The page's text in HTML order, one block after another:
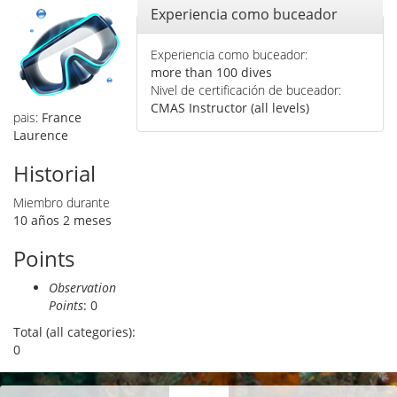
pais: France
Laurence
Historial
Miembro durante
10 años 2 meses
Points
Observation
Points: 0
Total (all categories):
0
Ocultar
Experiencia como buceador
Experiencia como buceador:
more than 100 dives
Nivel de certificación de buceador:
CMAS Instructor (all levels)